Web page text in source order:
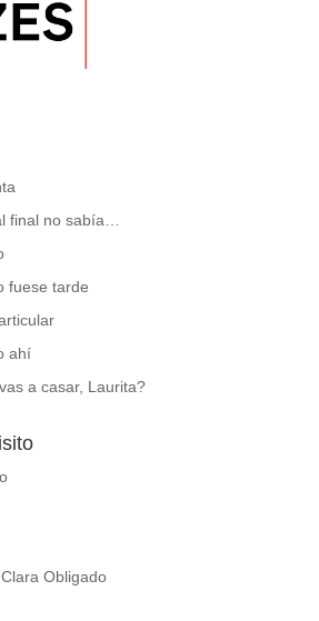
final no sabía…
fuese tarde
ahí
a casar, Laurita?
Obligado